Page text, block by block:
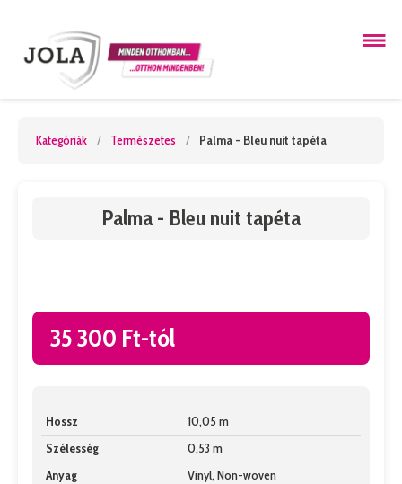
Kategóriák / Természetes / Palma - Bleu nuit tapéta
Palma - Bleu nuit tapéta
35 300 Ft-tól
Hossz
10,05 m
Szélesség
0,53 m
Anyag
Vinyl, Non-woven